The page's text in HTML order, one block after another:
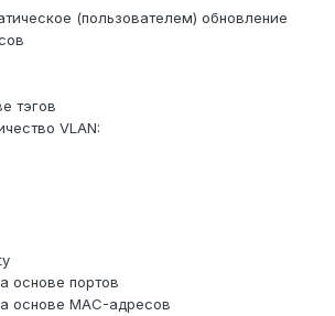
(пользователем) обновление
тэгов
VLAN:
основе портов
основе MAC-адресов